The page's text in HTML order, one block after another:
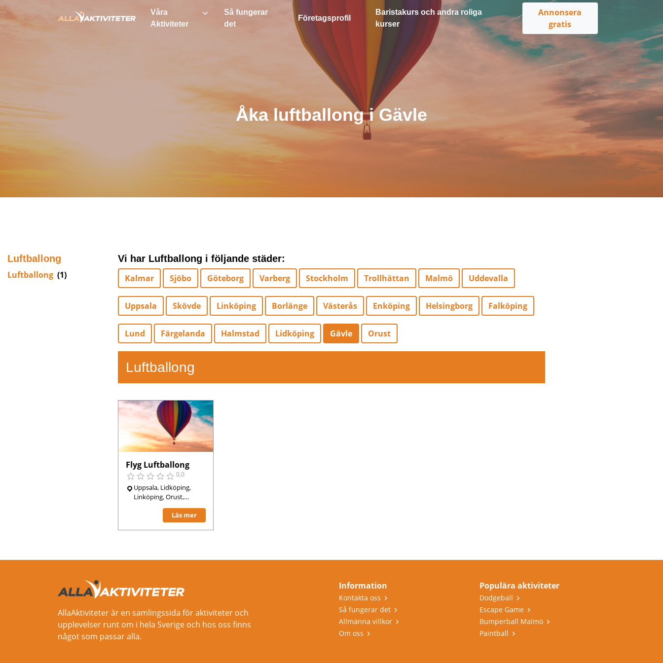
Våra
Aktiviteter
Så fungerar
det
Företagsprofil
Baristakurs och andra roliga
kurser
Annonsera
gratis
Åka luftballong i Gävle
Luftballong
Luftballong (1)
Vi har Luftballong i följande städer:
Kalmar
Sjöbo Göteborg Varberg Stockholm Trollhättan Malmö Uddevalla
Uppsala Skövde Linköping Borlänge Västerås Enköping Helsingborg Falköping
Lund Färgelanda Halmstad Lidköping Gävle Orust
Luftballong
Flyg Luftballong
0,0
Uppsala, Lidköping,
Linköping, Orust,
Västerås, Sjöbo,
Helsingborg, Lund,
Halmstad, Gävle,
Göteborg, Enköping,
Läs mer
AllaAktiviteter är en samlingssida för aktiviteter och
upplevelser runt om i hela Sverige och hos oss finns
något som passar alla.
Information
Kontakta oss
Så fungerar det
Allmänna villkor
Om oss
Populära aktiviteter
Dodgeball
Escape Game
Bumperball Malmö
Paintball